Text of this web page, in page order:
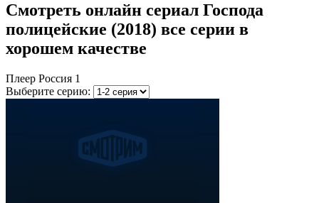
Смотреть онлайн сериал Господа
полицейские (2018) все серии в
хорошем качестве
Плеер Россия 1
Выберите серию: